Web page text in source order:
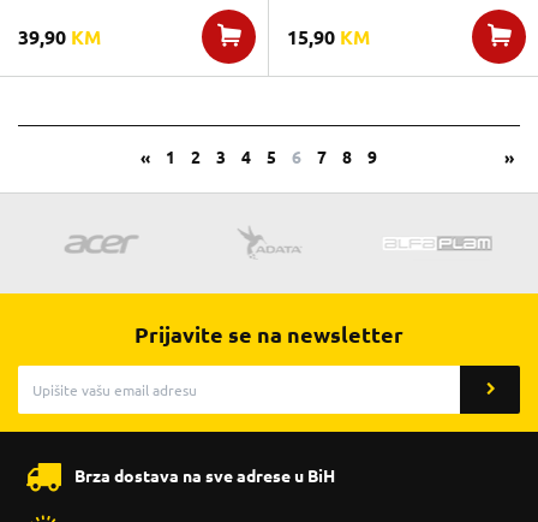
39,90 KM 15,90 KM
« 1 2 3 4 5 6 7 8 9 »
Prijavite se na newsletter
Brza dostava na sve adrese u BiH